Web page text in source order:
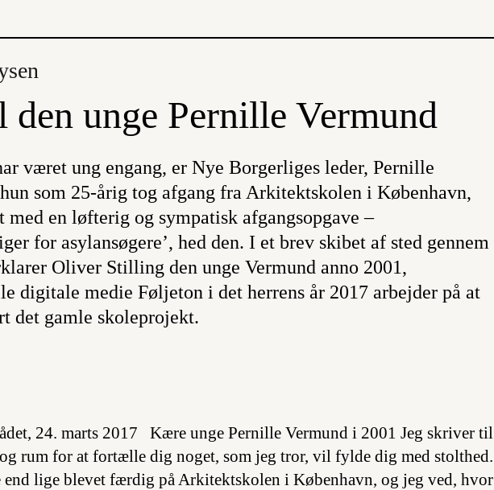
unge Pernille Vermund
været ung engang, er Nye Borgerliges leder, Pernille
som 25-årig tog afgang fra Arkitektskolen i København,
med en løfterig og sympatisk afgangsopgave –
for asylansøgere’, hed den. I et brev skibet af sted gennem
Oliver Stilling den unge Vermund anno 2001,
digitale medie Føljeton i det herrens år 2017 arbejder på at
det gamle skoleprojekt.
24. marts 2017 Kære unge Pernille Vermund i 2001 Jeg skriver til
rum for at fortælle dig noget, som jeg tror, vil fylde dig med stolthed.
end lige blevet færdig på Arkitektskolen i København, og jeg ved, hvor